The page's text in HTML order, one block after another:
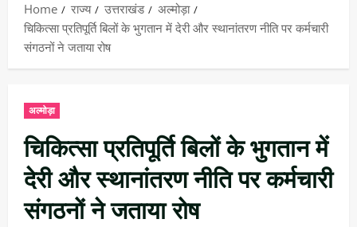
Home राज्य उत्तराखंड
अल्मोड़ा
चिकित्सा प्रतिपूर्ति बिलों के भुगतान में देरी और स्थानांतरण नीति पर कर्मचारी
संगठनों ने जताया रोष
अल्मोड़ा
चिकित्सा प्रतिपूर्ति बिलों के भुगतान में
देरी और स्थानांतरण नीति पर कर्मचारी
संगठनों ने जताया रोष